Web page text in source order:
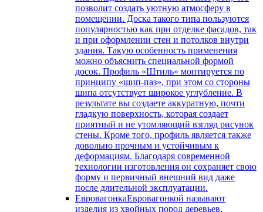
позволит создать уютную атмосферу в
помещении. Доска такого типа пользуются
популярностью как при отделке фасадов, так
и при оформлении стен и потолков внутри
здания. Такую особенность применения
можно объяснить специальной формой
досок. Профиль «Штиль» монтируется по
принципу «шип-паз», при этом со стороны
шипа отсутствует широкое углубление. В
результате вы создаете аккуратную, почти
гладкую поверхность, которая создает
приятный и не утомляющий взгляд рисунок
стены. Кроме того, профиль является также
довольно прочным и устойчивым к
деформациям. Благодаря современной
технологии изготовления он сохраняет свою
форму и первичный внешний вид даже
после длительной эксплуатации.
ЕвровагонкаЕвровагонкой называют
изделия из хвойных пород деревьев,